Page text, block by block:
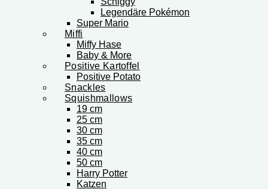
Legendäre Pokémon
Super Mario
Miffi
Miffy Hase
Baby & More
Positive Kartoffel
Positive Potato
Snackles
Squishmallows
19 cm
25 cm
30 cm
35 cm
40 cm
50 cm
Harry Potter
Katzen